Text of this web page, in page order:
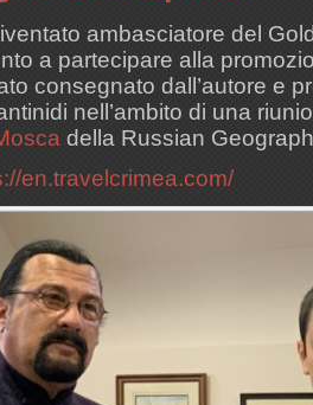
ambasciatore del
a partecipare alla
consegnato dall’autore e
nell’ambito di una
della Russian
en.travelcrimea.com/